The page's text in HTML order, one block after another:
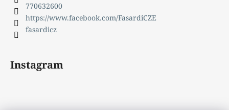
770632600
https://www.facebook.com/FasardiCZE
fasardicz
Instagram